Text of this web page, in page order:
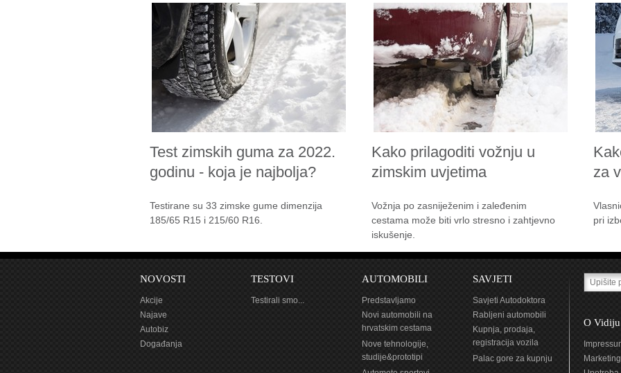
Test zimskih guma za 2022.
godinu - koja je najbolja?
Testirane su 33 zimske gume dimenzija
185/65 R15 i 215/60 R16.
Kako prilagoditi vožnju u
zimskim uvjetima
Vožnja po zasniježenim i zaleđenim
cestama može biti vrlo stresno i zahtjevno
iskušenje.
za
pri
NOVOSTI
Akcije
Najave
Autobiz
Događanja
TESTOVI
Testirali smo...
AUTOMOBILI
Predstavljamo
Novi automobili na
hrvatskim cestama
Nove tehnologije,
studije&prototipi
SAVJETI
Savjeti Autodoktora
Rabljeni automobili
Kupnja, prodaja,
registracija vozila
Palac gore za kupnju
O Vidiju
Marketing